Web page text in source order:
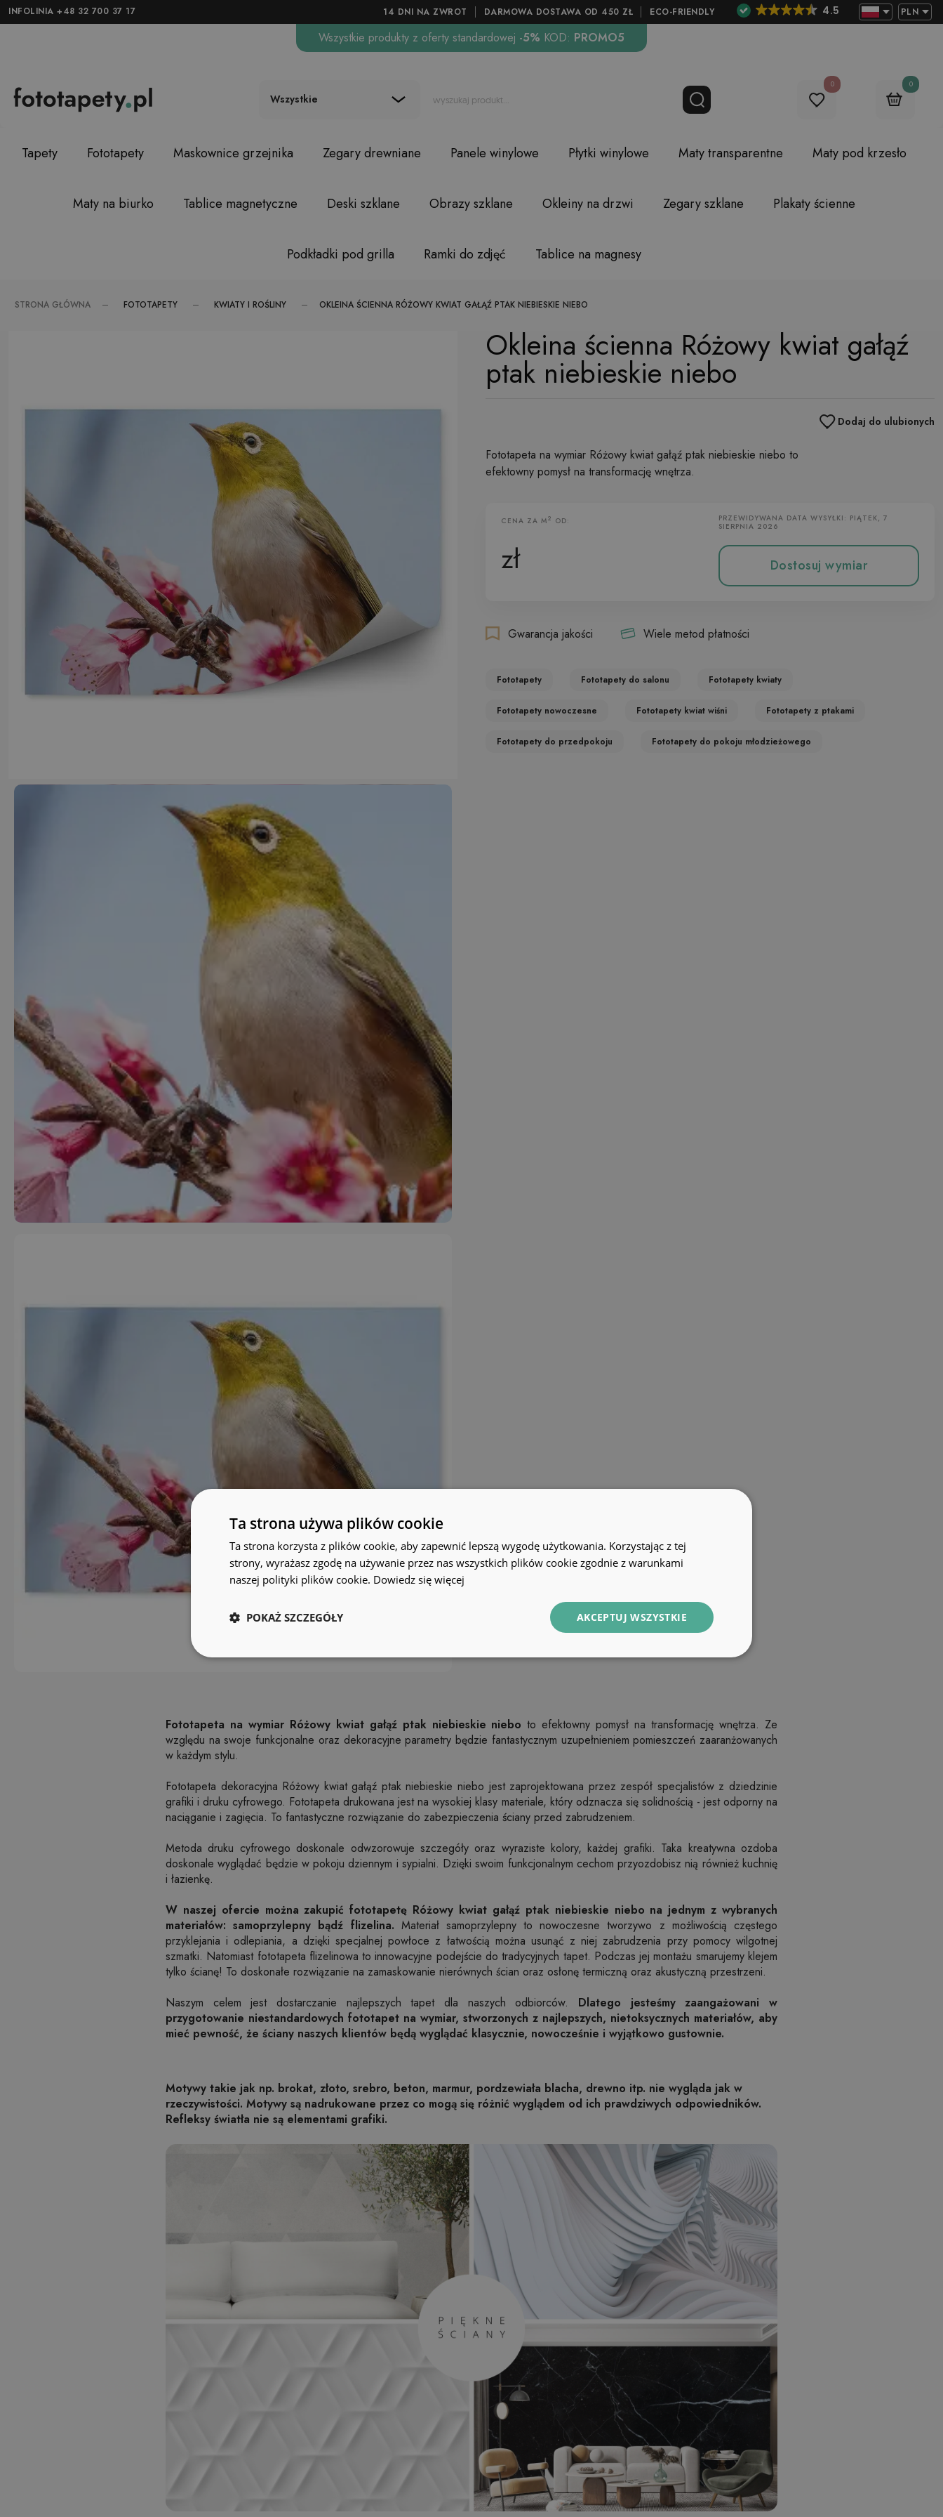
INFOLINIA +48 32 700 37 17 14 DNI NA ZWROT DARMOWA DOSTAWA OD 450 ZŁ ECO-FRIENDLY 4.5 PLN
Wszystkie produkty z oferty standardowej -5% KOD: PROMO5
Wszystkie
0 0
Tapety Fototapety Maskownice grzejnika Zegary drewniane Panele winylowe Płytki winylowe Maty transparentne Maty pod krzesło
Maty na biurko Tablice magnetyczne Deski szklane Obrazy szklane Okleiny na drzwi Zegary szklane Plakaty ścienne
Podkładki pod grilla Ramki do zdjęć Tablice na magnesy
STRONA GŁÓWNA FOTOTAPETY KWIATY I ROŚLINY OKLEINA ŚCIENNA RÓŻOWY KWIAT GAŁĄŹ PTAK NIEBIESKIE NIEBO
Okleina ścienna Różowy kwiat gałąź
ptak niebieskie niebo
Dodaj do ulubionych
Fototapeta na wymiar Różowy kwiat gałąź ptak niebieskie niebo to
efektowny pomysł na transformację wnętrza.
Fototapeta Flizelinowa
CENA ZA M2 OD:
zł
PRZEWIDYWANA DATA WYSYŁKI: PIĄTEK, 7
SIERPNIA 2026
Dostosuj wymiar
Gwarancja jakości Wiele metod płatności
Fototapety Fototapety do salonu Fototapety kwiaty
Fototapety nowoczesne Fototapety kwiat wiśni Fototapety z ptakami
Fototapety do przedpokoju Fototapety do pokoju młodzieżowego
Fototapeta na wymiar Różowy kwiat gałąź ptak niebieskie niebo to efektowny pomysł na transformację wnętrza. Ze
względu na swoje funkcjonalne oraz dekoracyjne parametry będzie fantastycznym uzupełnieniem pomieszczeń zaaranżowanych
w każdym stylu.
Fototapeta dekoracyjna Różowy kwiat gałąź ptak niebieskie niebo jest zaprojektowana przez zespół specjalistów z dziedzinie
grafiki i druku cyfrowego. Fototapeta drukowana jest na wysokiej klasy materiale, który odznacza się solidnością - jest odporny na
naciąganie i zagięcia. To fantastyczne rozwiązanie do zabezpieczenia ściany przed zabrudzeniem.
Metoda druku cyfrowego doskonale odwzorowuje szczegóły oraz wyraziste kolory, każdej grafiki. Taka kreatywna ozdoba
doskonale wyglądać będzie w pokoju dziennym i sypialni. Dzięki swoim funkcjonalnym cechom przyozdobisz nią również kuchnię
i łazienkę.
W naszej ofercie można zakupić fototapetę Różowy kwiat gałąź ptak niebieskie niebo na jednym z wybranych
materiałów: samoprzylepny bądź flizelina. Materiał samoprzylepny to nowoczesne tworzywo z możliwością częstego
przyklejania i odlepiania, a dzięki specjalnej powłoce z łatwością można usunąć z niej zabrudzenia przy pomocy wilgotnej
szmatki. Natomiast fototapeta flizelinowa to innowacyjne podejście do tradycyjnych tapet. Podczas jej montażu smarujemy klejem
tylko ścianę! To doskonałe rozwiązanie na zamaskowanie nierównych ścian oraz osłonę termiczną oraz akustyczną przestrzeni.
Naszym celem jest dostarczanie najlepszych tapet dla naszych odbiorców. Dlatego jesteśmy zaangażowani w
przygotowanie niestandardowych fototapet na wymiar, stworzonych z najlepszych, nietoksycznych materiałów, aby
mieć pewność, że ściany naszych klientów będą wyglądać klasycznie, nowocześnie i wyjątkowo gustownie.
Motywy takie jak np. brokat, złoto, srebro, beton, marmur, pordzewiała blacha, drewno itp. nie wygląda jak w
rzeczywistości. Motywy są nadrukowane przez co mogą się różnić wyglądem od ich prawdziwych odpowiedników.
Refleksy światła nie są elementami grafiki.
Ta strona używa plików cookie
Ta strona korzysta z plików cookie, aby zapewnić lepszą wygodę użytkowania. Korzystając z tej
strony, wyrażasz zgodę na używanie przez nas wszystkich plików cookie zgodnie z warunkami
naszej polityki plików cookie. Dowiedz się więcej
AKCEPTUJ WSZYSTKIE
POKAŻ SZCZEGÓŁY